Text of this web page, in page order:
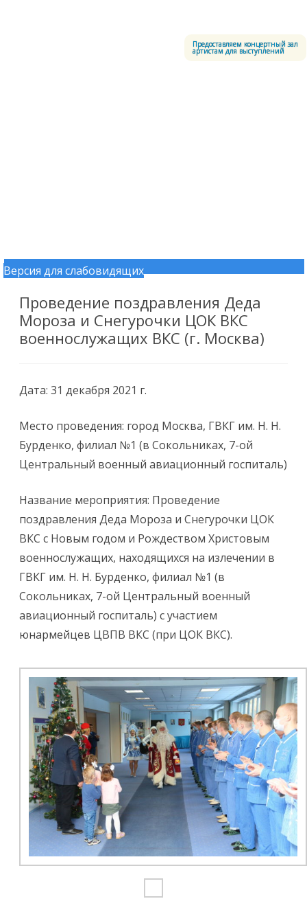
Версия для слабовидящих
Предоставляем концертный зал
артистам для выступлений
Перейти к содержимому
Проведение поздравления Деда
Мороза и Снегурочки ЦОК ВКС
военнослужащих ВКС (г. Москва)
Дата: 31 декабря 2021 г.
Место проведения: город Москва, ГВКГ им. Н. Н.
Бурденко, филиал №1 (в Сокольниках, 7-ой
Центральный военный авиационный госпиталь)
Название мероприятия: Проведение
поздравления Деда Мороза и Снегурочки ЦОК
ВКС с Новым годом и Рождеством Христовым
военнослужащих, находящихся на излечении в
ГВКГ им. Н. Н. Бурденко, филиал №1 (в
Сокольниках, 7-ой Центральный военный
авиационный госпиталь) с участием
юнармейцев ЦВПВ ВКС (при ЦОК ВКС).